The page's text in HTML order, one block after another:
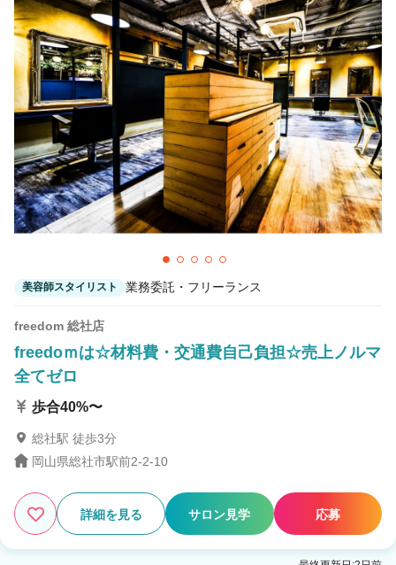
美容師スタイリスト 美容師アシスタント
カラーリスト フロント・レセプション
ヘアメイク・美容部員 アイリスト
ネイリスト エステティシャン
講師・インストラクター 営業・販売スタッフ・その他
雇用形態
正社員 契約社員・パート
業務委託・フリーランス
詳細条件
独立支援制度
この条件の求人数3件
美容師スタイリスト 業務委託・フリーランス
freedom 総社店
freedoｍは☆材料費・交通費自己負担☆売上ノルマ
全てゼロ
歩合40%〜
総社駅 徒歩3分
岡山県総社市駅前2-2-10
詳細を見る サロン見学 応募